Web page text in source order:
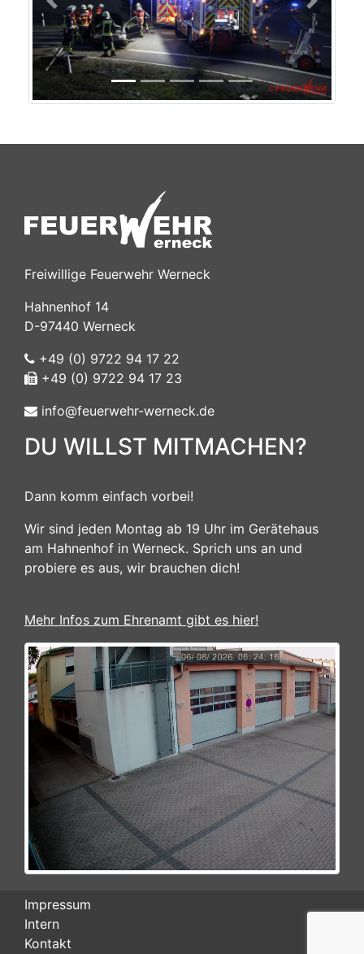
Previous Next
Freiwillige Feuerwehr Werneck
Hahnenhof 14
D-97440 Werneck
+49 (0) 9722 94 17 22
+49 (0) 9722 94 17 23
info@feuerwehr-werneck.de
DU WILLST MITMACHEN?
Dann komm einfach vorbei!
Wir sind jeden Montag ab 19 Uhr im Gerätehaus
am Hahnenhof in Werneck. Sprich uns an und
probiere es aus, wir brauchen dich!
Mehr Infos zum Ehrenamt gibt es hier!
Impressum
Intern
Kontakt